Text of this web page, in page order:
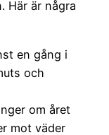
Här är några
en gång i
och
om året
mot väder